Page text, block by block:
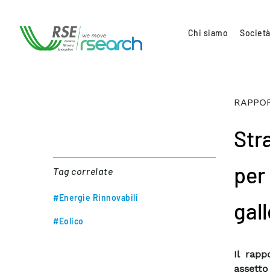
Chi siamo
Tag correlate
#Energie Rinnovabili
#Eolico
Il